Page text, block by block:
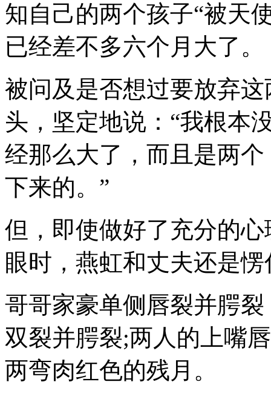
知自己的两个孩子“被天
已经差不多六个月大了。
被问及是否想过要放弃
头，坚定地说：“我根本
经那么大了，而且是两
下来的。”
但，即使做好了充分的
眼时，燕虹和丈夫还是
哥哥家豪单侧唇裂并腭
双裂并腭裂;两人的上嘴
两弯肉红色的残月。